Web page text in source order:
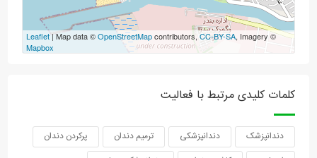
Leaflet | Map data ©OpenStreetMapcontributors,CC-BY-SA, Imagery ©
Mapbox
کلمات کلیدی مرتبط با فعالیت
دندانپزشک دندانپزشکی ترمیم دندان
پرکردن دندان